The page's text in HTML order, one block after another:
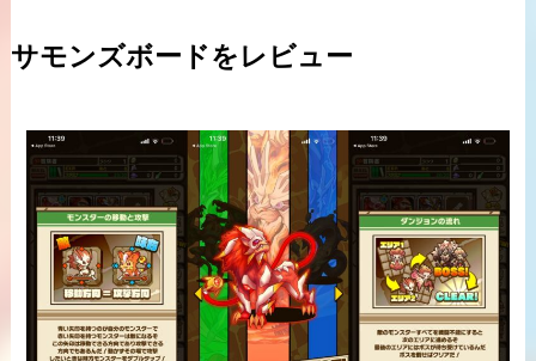
サモンズボードをレビュー